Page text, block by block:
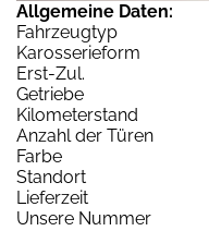
Allgemeine Daten:
Fahrzeugtyp
Karosserieform
Erst-Zul.
Getriebe
Kilometerstand
Anzahl der Türen
Farbe
Standort
Lieferzeit
Unsere Nummer